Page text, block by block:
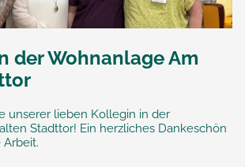
der Wohnanlage Am
unserer lieben Kollegin in der
Stadttor! Ein herzliches Dankeschön